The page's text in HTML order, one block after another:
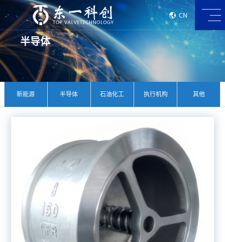
CN
半导体
新能源 半导体 石油化工 执行机构 其他